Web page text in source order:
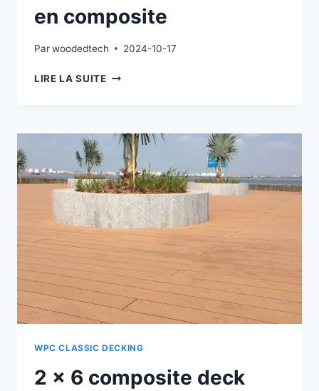
en composite
Parwoodedtech 2024-10-17
LIRE LA SUITEDÉPÊCHEZ-
D'INSTALLER
TERRASSE
EN
COMPOSITE
WPC CLASSIC DECKING
2 x 6 composite deck